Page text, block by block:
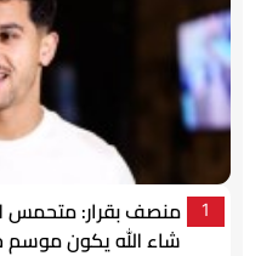
1
منصف بقرار: متحمس
شاء الله يكون موسم